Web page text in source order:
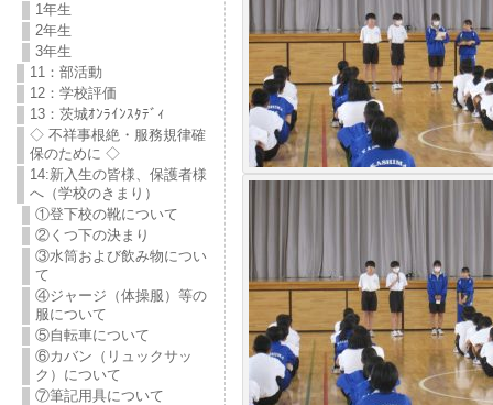
1年生
2年生
3年生
11：部活動
12：学校評価
13：茨城ｵﾝﾗｲﾝｽﾀﾃﾞｨ
◇ 不祥事根絶・服務規律確
保のために ◇
14:新入生の皆様、保護者様
へ（学校のきまり）
①登下校の靴について
②くつ下の決まり
③水筒および飲み物につい
て
④ジャージ（体操服）等の
服について
⑤自転車について
⑥カバン（リュックサッ
ク）について
⑦筆記用具について